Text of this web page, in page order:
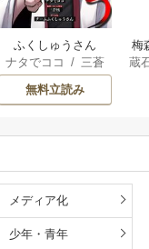
ふくしゅうさん
ナタでココ / 三蒼
核/チームふくし
ゅうさん
無料立読み
梅
蔵
メディア化
少年・青年